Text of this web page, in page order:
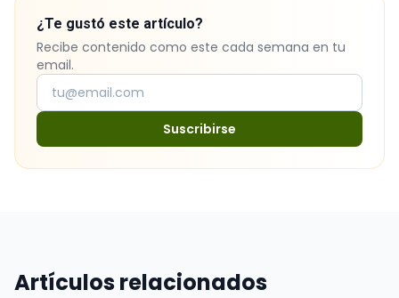
¿Te gustó este artículo?
Recibe contenido como este cada semana en tu
email.
Suscribirse
Artículos relacionados